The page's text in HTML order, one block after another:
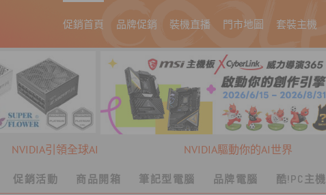
促銷首頁 品牌促銷 裝機直播 門市地圖 套裝主機
NVIDIA引領全球AI NVIDIA驅動你的AI世界
促銷活動 商品開箱 筆記型電腦 品牌電腦 酷!PC主機